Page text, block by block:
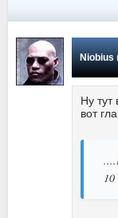
Niobius
Ну тут
вот